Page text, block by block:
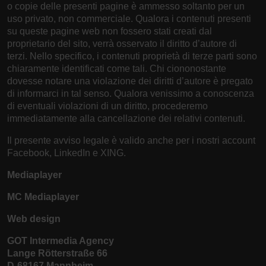
o copie delle presenti pagine è ammesso soltanto per un
uso privato, non commerciale. Qualora i contenuti presenti
su queste pagine web non fossero stati creati dal
proprietario del sito, verrà osservato il diritto d’autore di
terzi. Nello specifico, i contenuti proprietà di terze parti sono
chiaramente identificati come tali. Chi ciononostante
dovesse notare una violazione dei diritti d’autore è pregato
di informarci in tal senso. Qualora venissimo a conoscenza
di eventuali violazioni di un diritto, procederemo
immediatamente alla cancellazione dei relativi contenuti.
Il presente avviso legale è valido anche per i nostri account
Facebook, LinkedIn e XING.
Mediaplayer
MC Mediaplayer
Web design
GOT Intermedia Agency
Lange Rötterstraße 66